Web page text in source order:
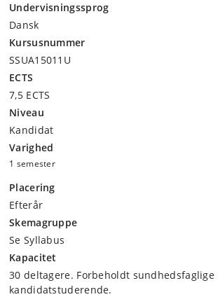
Undervisningssprog
Dansk
Kursusnummer
SSUA15011U
ECTS
7,5 ECTS
Niveau
Kandidat
Varighed
1 semester
Placering
Efterår
Skemagruppe
Se Syllabus
Kapacitet
30 deltagere. Forbeholdt sundhedsfaglige
kandidatstuderende.